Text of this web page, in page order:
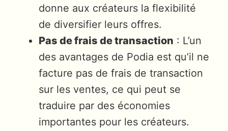
donne aux créateurs la flexibilité
de diversifier leurs offres.
Pas de frais de transaction : L’un
des avantages de Podia est qu’il ne
facture pas de frais de transaction
sur les ventes, ce qui peut se
traduire par des économies
importantes pour les créateurs.